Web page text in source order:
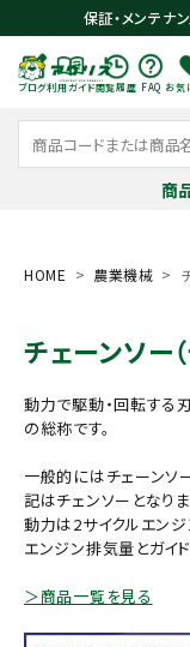
保証・メンテナ
ブログ利用ガイド閲覧履歴 FAQ お気
商
meeting_room ログイン
閲覧履歴一覧
HOME 農業機械
チェーンソー
動力で駆動・回転する
の総称です。
一般的にはチェーンソ
記はチェンソーとなりま
動力は2サイクルエン
エンジン排気量とガイ
＞商品一覧を見る